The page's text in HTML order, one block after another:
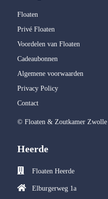
Floaten
Privé Floaten
Voordelen van Floaten
Cadeaubonnen
Algemene voorwaarden
Privacy Policy
Contact
© Floaten & Zoutkamer Zwolle
Heerde
Floaten Heerde
Elburgerweg 1a